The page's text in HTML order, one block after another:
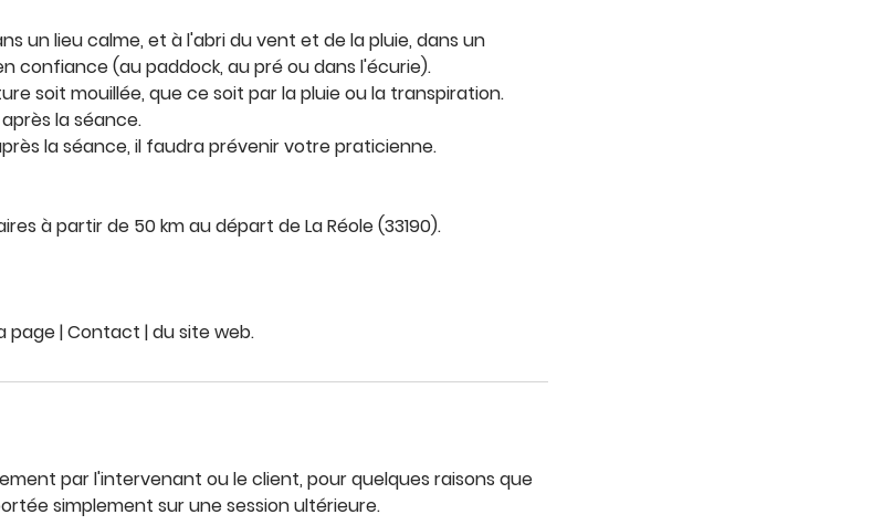
un lieu calme, et à l'abri du vent et de la pluie, dans un
confiance (au paddock, au pré ou dans l'écurie).
soit mouillée, que ce soit par la pluie ou la transpiration.
la séance.
la séance, il faudra prévenir votre praticienne.
à partir de 50 km au départ de La Réole (33190).
page | Contact | du site web.
par l'intervenant ou le client, pour quelques raisons que
simplement sur une session ultérieure.